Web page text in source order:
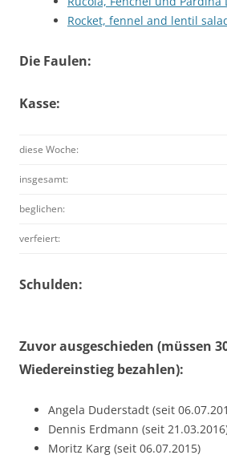
Rocket, fennel and lentil
Die Faulen:
Kasse:
diese Woche:
insgesamt:
beglichen:
verfeiert:
Schulden:
Zuvor ausgeschieden (müssen
Wiedereinstieg bezahlen):
Angela Duderstadt (seit
Dennis Erdmann (seit
Moritz Karg (seit 06.07.2015)